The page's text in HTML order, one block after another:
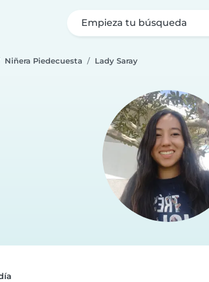
Empieza tu búsqueda
Niñera Piedecuesta Lady Saray